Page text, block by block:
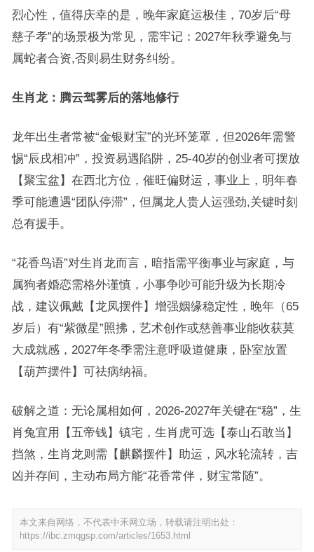
烈心性，值得庆幸的是，晚年家庭运极佳，70岁后“母
慈子孝”的场景极为常见，需牢记：2027年秋季避免与
属蛇者合资,否则易生财务纠纷。
生肖龙：腾云驾雾后的落地修行
龙年出生者常被“金银财宝”的光环笼罩，但2026年需警
惕“辰戌相冲”，投资易遇陷阱，25-40岁的创业者可摆放
【聚宝盆】在西北方位，催旺偏财运，事业上，明年春
季可能遭遇“团队停滞”，但属龙人贵人运强劲,关键时刻
总有援手。
“花香鸟语”对生肖龙而言，暗指需平衡事业与家庭，与
属狗者婚恋需格外谨慎，小事争吵可能升级为长期冷
战，建议佩戴【龙凤摆件】增强姻缘稳定性，晚年（65
岁后）有“紫微星”照拂，艺术创作或慈善事业能收获莫
大成就感，2027年冬季需注意呼吸道健康，卧室放置
【葫芦摆件】可祛病纳福。
破解之道：无论属相如何，2026-2027年关键在“稳”，生
肖兔宜用【五帝钱】镇宅，生肖虎可选【泰山石敢当】
挡煞，生肖龙则需【麒麟摆件】助运，风水轮流转，吉
凶并存间，主动布局方能“花香常伴，财宝常随”。
本文来自网络，不代表中禾网立场，转载请注明出处：
https://ibc.zmqgsp.com/articles/1653.html